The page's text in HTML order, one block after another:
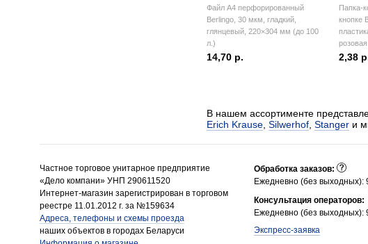
Файл А4 перфорированный
Berlingo, 30 мкм, гладкий,
глянцевый, 220×304 мм (до 100
л.)
14,70 р.
Папка-
кнопке
розовая
2,38
В нашем ассортименте
Erich Krause Silwerhof Stanger и
Частное торговое унитарное предприятие
«Дело компани» УНП 290611520
Интернет-магазин зарегистрирован в торговом
реестре 11.01.2012 г. за №159634
Адреса, телефоны и схемы проезда
наших объектов в городах Беларуси
Обработка заказов:
Ежедневно (без
Консультация операторов:
Ежедневно (без
Экспресс-заявка